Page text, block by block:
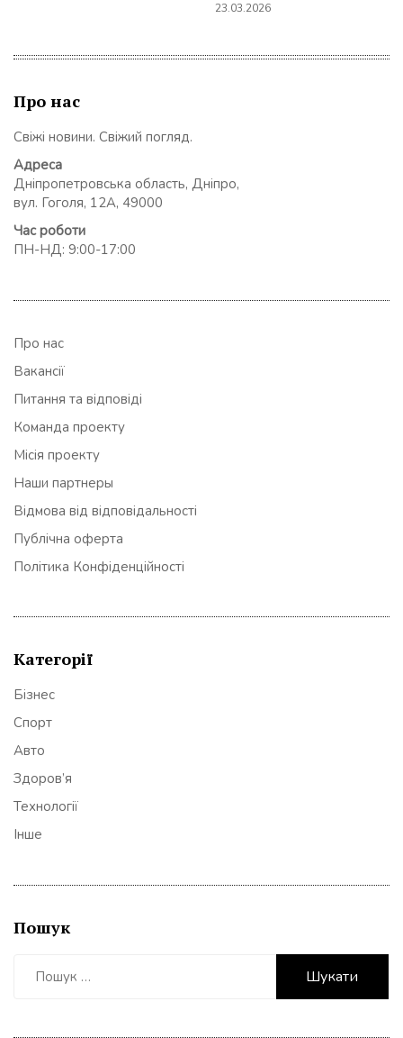
23.03.2026
Про нас
Свіжі новини. Свіжий погляд.
Адреса
Дніпропетровська область, Дніпро,
вул. Гоголя, 12А, 49000
Час роботи
ПН-НД: 9:00-17:00
Про нас
Вакансії
Питання та відповіді
Команда проекту
Місія проекту
Наши партнеры
Відмова від відповідальності
Публічна оферта
Політика Конфіденційності
Категорії
Бізнес
Спорт
Авто
Здоров’я
Технології
Інше
Пошук